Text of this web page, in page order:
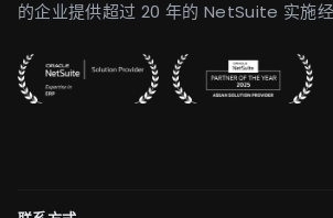
的企业提供超过 20 年的 NetSuite 实施经